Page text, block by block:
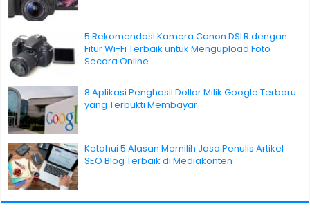
5 Rekomendasi Kamera Canon DSLR dengan
Fitur Wi-Fi Terbaik untuk Mengupload Foto
Secara Online
8 Aplikasi Penghasil Dollar Milik Google Terbaru
yang Terbukti Membayar
Ketahui 5 Alasan Memilih Jasa Penulis Artikel
SEO Blog Terbaik di Mediakonten